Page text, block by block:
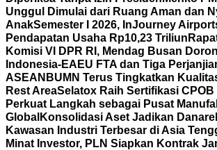
Unggul Dimulai dari Ruang Aman dan
AnakSemester I 2026, InJourney
Pendapatan Usaha Rp10,23 Triliun
Komisi VI DPR RI, Mendag Busan
Indonesia-EAEU FTA dan Tiga
ASEAN BUMN Terus Tingkatkan
Rest AreaSelatox Raih Sertifikasi CPOB
Perkuat Langkah sebagai Pusat
Global Konsolidasi Aset Jadikan
Kawasan Industri Terbesar di Asia
Minat Investor, PLN Siapkan Kontrak